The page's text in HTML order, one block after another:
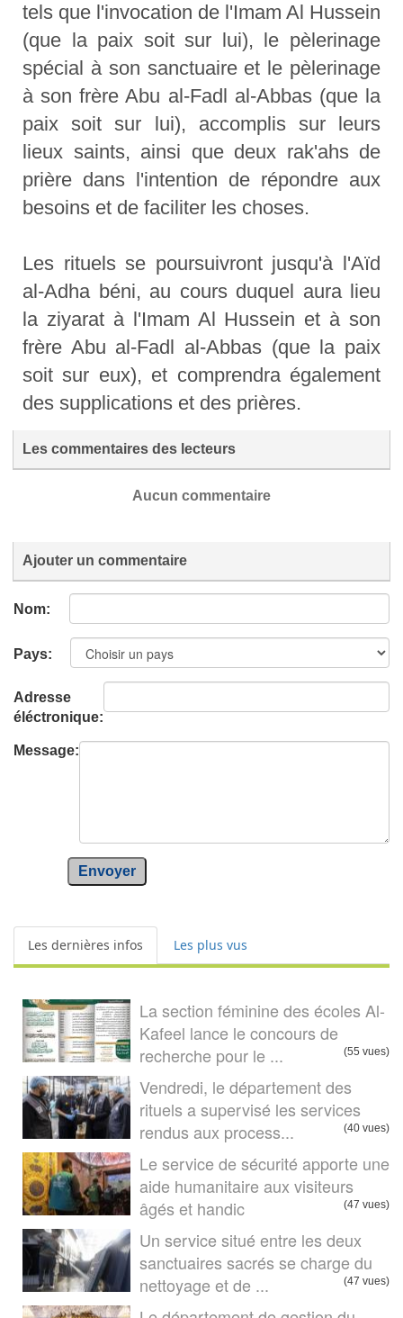
tels que l'invocation de l'Imam Al Hussein
(que la paix soit sur lui), le pèlerinage
spécial à son sanctuaire et le pèlerinage
à son frère Abu al-Fadl al-Abbas (que la
paix soit sur lui), accomplis sur leurs
lieux saints, ainsi que deux rak'ahs de
prière dans l'intention de répondre aux
besoins et de faciliter les choses.
Les rituels se poursuivront jusqu'à l'Aïd
al-Adha béni, au cours duquel aura lieu
la ziyarat à l'Imam Al Hussein et à son
frère Abu al-Fadl al-Abbas (que la paix
soit sur eux), et comprendra également
des supplications et des prières.
Les commentaires des lecteurs
Aucun commentaire
Ajouter un commentaire
Nom:
Pays:
Adresse
éléctronique:
Message:
Envoyer
Les dernières infos Les plus vus
La section féminine des écoles Al-
Kafeel lance le concours de
recherche pour le ...
(55 vues)
Vendredi, le département des
rituels a supervisé les services
rendus aux process...
(40 vues)
Le service de sécurité apporte une
aide humanitaire aux visiteurs
âgés et handic
(47 vues)
Un service situé entre les deux
sanctuaires sacrés se charge du
nettoyage et de ...
(47 vues)